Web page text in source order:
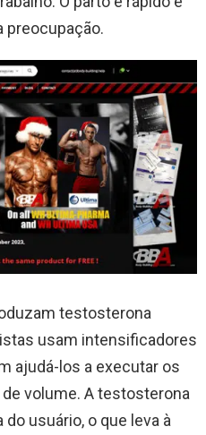
preocupação.
testosterona
usam intensificadores
ajudá-los a executar os
volume. A testosterona
usuário, o que leva à